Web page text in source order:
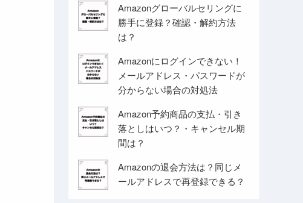
Amazonグローバルセリングに
勝手に登録？確認・解約方法
は？
Amazonにログインできない！
メールアドレス・パスワードが
分からない場合の対処法
Amazon予約商品の支払・引き
落としはいつ？・キャンセル期
間は？
Amazonの退会方法は？同じメ
ールアドレスで再登録できる？